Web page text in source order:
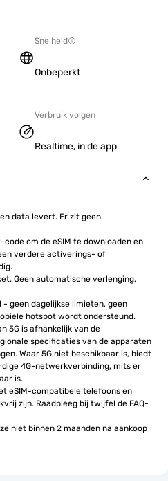
Snelheid
Onbeperkt
Verbruik volgen
Realtime, in de app
data levert. Er zit geen
code om de eSIM te downloaden en
verdere activerings- of
Geen automatische verlenging,
- geen dagelijkse limieten, geen
hotspot wordt ondersteund.
5G is afhankelijk van de
specificaties van de apparaten
Waar 5G niet beschikbaar is, biedt
4G-netwerkverbinding, mits er
is.
eSIM-compatibele telefoons en
zijn. Raadpleeg bij twijfel de FAQ-
niet binnen 2 maanden na aankoop